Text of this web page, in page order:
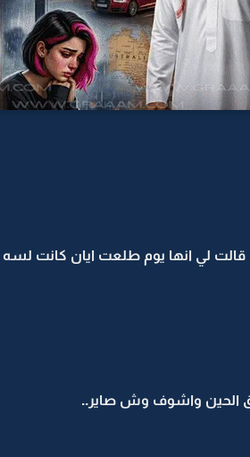
قالت لي انها يوم طلعت ايان كانت
الحين واشوف وش صاير..